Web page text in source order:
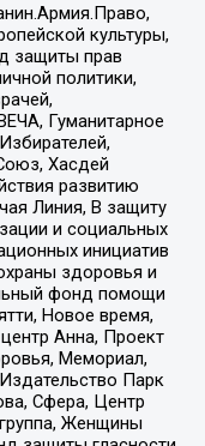
культуры,
защиты прав
политики,
Гуманитарное
Хасдей
развитию
Линия, В защиту
и социальных
инициатив
здоровья и
фонд помощи
Новое время,
Анна, Проект
Мемориал,
Парк
Сфера, Центр
Женщины